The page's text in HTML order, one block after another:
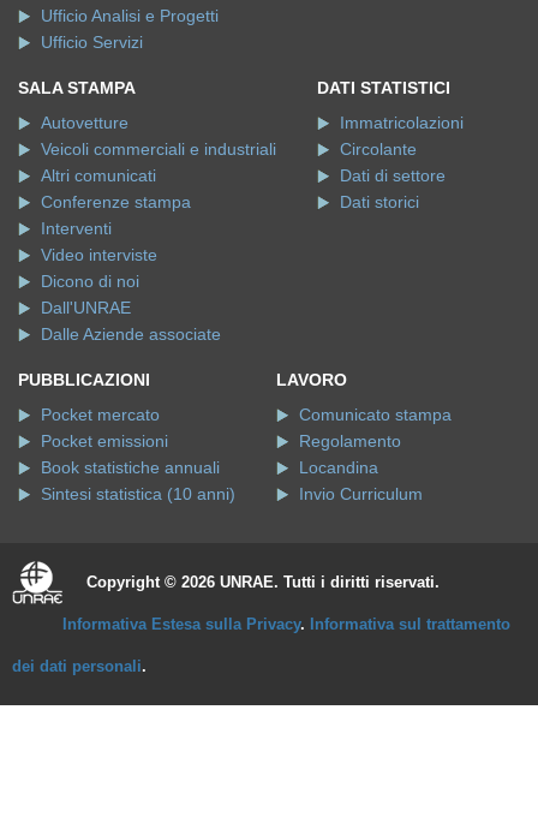
Ufficio Analisi e Progetti
Ufficio Servizi
SALA STAMPA
Autovetture
Veicoli commerciali e industriali
Altri comunicati
Conferenze stampa
Interventi
Video interviste
Dicono di noi
Dall'UNRAE
Dalle Aziende associate
DATI STATISTICI
Immatricolazioni
Circolante
Dati di settore
Dati storici
PUBBLICAZIONI
Pocket mercato
Pocket emissioni
Book statistiche annuali
Sintesi statistica (10 anni)
LAVORO
Comunicato stampa
Regolamento
Locandina
Invio Curriculum
Copyright © 2026 UNRAE. Tutti i diritti riservati.
Informativa Estesa sulla Privacy. Informativa sul trattamento
dei dati personali.